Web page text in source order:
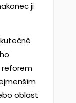
ji
reforem
oblast